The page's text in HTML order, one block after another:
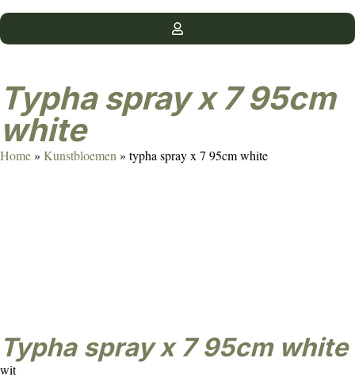
typha spray x 7 95cm
white
Home» Kunstbloemen » typha spray x 7 95cm white
typha spray x 7 95cm white
wit